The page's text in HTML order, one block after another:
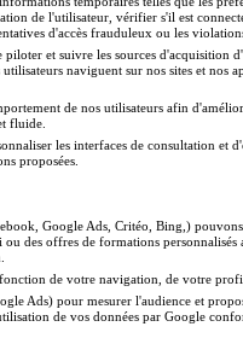
de l'utilisateur, vérifier s'il est
d'accès frauduleux ou les
piloter et suivre les sources d'acquisition
naviguent sur nos sites et nos
de nos utilisateurs afin
fluide.
les interfaces de consultation et
proposées.
Google Ads, Critéo, Bing,)
des offres de formations
de votre navigation, de votre
Ads) pour mesurer l'audience et
de vos données par Google